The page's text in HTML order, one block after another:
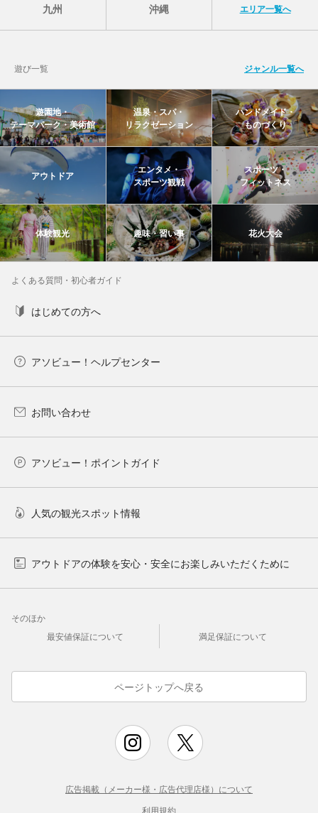
九州 沖縄 エリア一覧へ
遊び一覧 ジャンル一覧へ
遊園地・
テーマパーク・美術館
温泉・スパ・
リラクゼーション
ハンドメイド・
ものづくり
アウトドア
エンタメ・
スポーツ観戦
スポーツ・
フィットネス
体験観光 趣味・習い事 花火大会
よくある質問・初心者ガイド
はじめての方へ
アソビュー！ヘルプセンター
お問い合わせ
アソビュー！ポイントガイド
人気の観光スポット情報
アウトドアの体験を安心・安全にお楽しみいただくために
そのほか
最安値保証について
満足保証について
ページトップへ戻る
広告掲載（メーカー様・広告代理店様）について
利用規約